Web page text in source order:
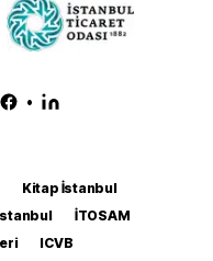
•
Kitap İstanbul
İTOSAM
ICVB